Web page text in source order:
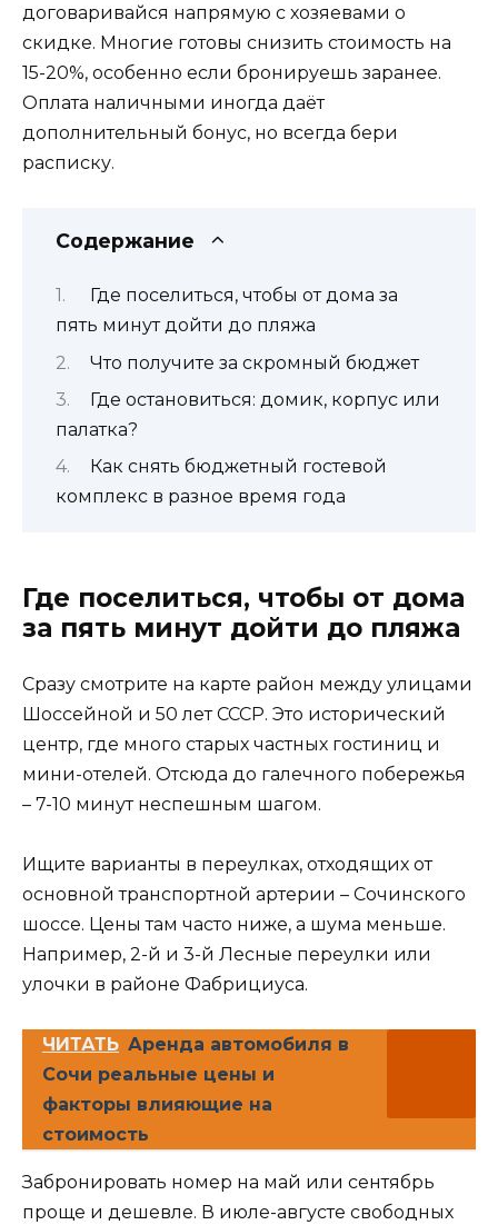
договаривайся напрямую с хозяевами о
скидке. Многие готовы снизить стоимость на
15-20%, особенно если бронируешь заранее.
Оплата наличными иногда даёт
дополнительный бонус, но всегда бери
расписку.
Содержание
Где поселиться, чтобы от дома за
пять минут дойти до пляжа
Что получите за скромный бюджет
Где остановиться: домик, корпус или
палатка?
Как снять бюджетный гостевой
комплекс в разное время года
Где поселиться, чтобы от дома
за пять минут дойти до пляжа
Сразу смотрите на карте район между улицами
Шоссейной и 50 лет СССР. Это исторический
центр, где много старых частных гостиниц и
мини-отелей. Отсюда до галечного побережья
– 7-10 минут неспешным шагом.
Ищите варианты в переулках, отходящих от
основной транспортной артерии – Сочинского
шоссе. Цены там часто ниже, а шума меньше.
Например, 2-й и 3-й Лесные переулки или
улочки в районе Фабрициуса.
ЧИТАТЬ Аренда автомобиля в
Сочи реальные цены и
факторы влияющие на
стоимость
Забронировать номер на май или сентябрь
проще и дешевле. В июле-августе свободных